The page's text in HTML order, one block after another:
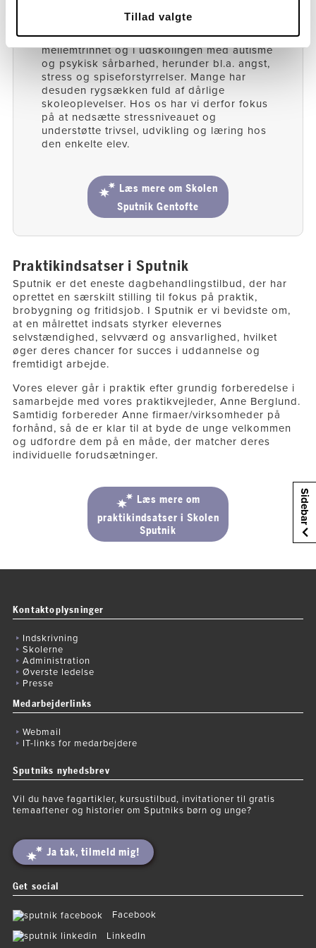
Tillad valgte
Skolen Sputnik Gentofte
Skolen Sputnik Gentofte er for elever på
mellemtrinnet og i udskolingen med autisme
og psykisk sårbarhed, herunder bl.a. angst,
stress og spiseforstyrrelser. Mange har
desuden rygsækken fuld af dårlige
skoleoplevelser. Hos os har vi derfor fokus
på at nedsætte stressniveauet og
understøtte trivsel, udvikling og læring hos
den enkelte elev.
Læs mere om Skolen
Sputnik Gentofte
Praktikindsatser i Sputnik
Sputnik er det eneste dagbehandlingstilbud, der har
oprettet en særskilt stilling til fokus på praktik,
brobygning og fritidsjob. I Sputnik er vi bevidste om,
at en målrettet indsats styrker elevernes
selvstændighed, selvværd og ansvarlighed, hvilket
øger deres chancer for succes i uddannelse og
fremtidigt arbejde.
Vores elever går i praktik efter grundig forberedelse i
samarbejde med vores praktikvejleder, Anne Berglund.
Samtidig forbereder Anne firmaer/virksomheder på
forhånd, så de er klar til at byde de unge velkommen
og udfordre dem på en måde, der matcher deres
individuelle forudsætninger.
Læs mere om
praktikindsatser i Skolen
Sputnik
Sidebar
Kontaktoplysninger
Indskrivning
Skolerne
Administration
Øverste ledelse
Presse
Medarbejderlinks
Webmail
IT-links for medarbejdere
Sputniks nyhedsbrev
Vil du have fagartikler, kursustilbud, invitationer til gratis
temaaftener og historier om Sputniks børn og unge?
Ja tak, tilmeld mig!
Get social
Facebook
LinkedIn